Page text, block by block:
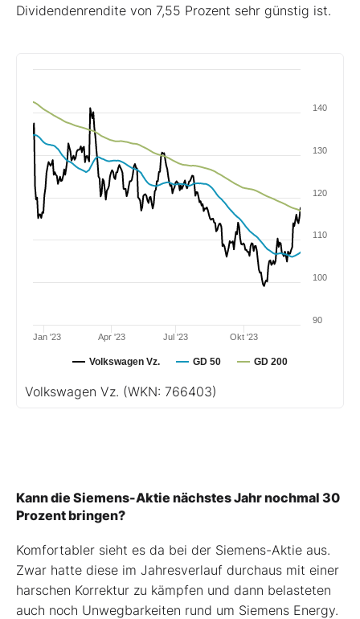
Dividendenrendite von 7,55 Prozent sehr günstig ist.
Volkswagen Vz. GD 50 GD 200
Jan '23 Apr '23 Jul '23 Okt '23
90
100
110
120
130
140
Volkswagen Vz. (WKN: 766403)
Kann die Siemens-Aktie nächstes Jahr nochmal 30
Prozent bringen?
Komfortabler sieht es da bei der Siemens-Aktie aus.
Zwar hatte diese im Jahresverlauf durchaus mit einer
harschen Korrektur zu kämpfen und dann belasteten
auch noch Unwegbarkeiten rund um Siemens Energy.